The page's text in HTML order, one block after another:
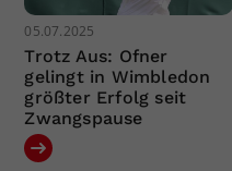
05.07.2025
Trotz Aus: Ofner
gelingt in Wimbledon
größter Erfolg seit
Zwangspause